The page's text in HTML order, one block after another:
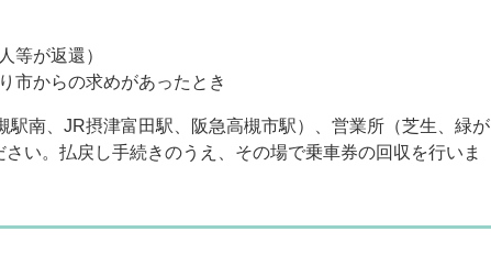
等が返還）
市からの求めがあったとき
駅南、JR摂津富田駅、阪急高槻市駅）、営業所（芝生、緑が
い。払戻し手続きのうえ、その場で乗車券の回収を行いま